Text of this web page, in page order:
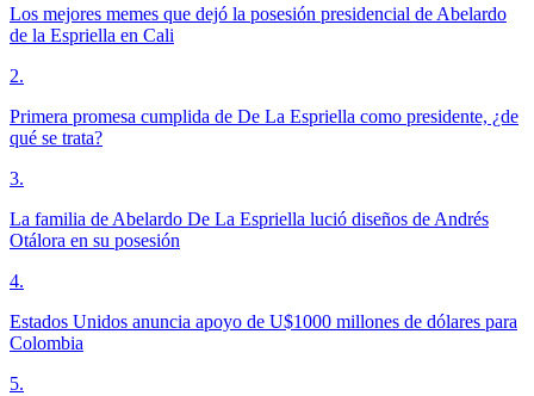
Los mejores memes que dejó la posesión presidencial de Abelardo
de la Espriella en Cali
2.
Primera promesa cumplida de De La Espriella como presidente, ¿de
qué se trata?
3.
La familia de Abelardo De La Espriella lució diseños de Andrés
Otálora en su posesión
4.
Estados Unidos anuncia apoyo de U$1000 millones de dólares para
Colombia
5.